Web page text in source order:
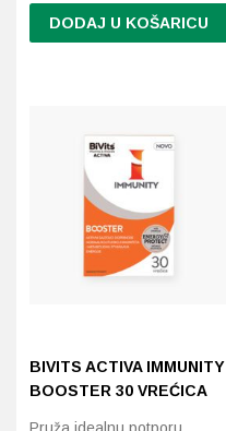
DODAJ U KOŠARICU
BIVITS ACTIVA IMMUNITY
BOOSTER 30 VREĆICA